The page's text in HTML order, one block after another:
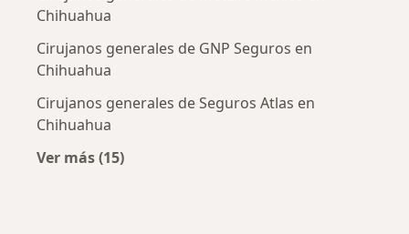
Chihuahua
Cirujanos generales de GNP Seguros en
Chihuahua
Cirujanos generales de Seguros Atlas en
Chihuahua
Ver más (15)